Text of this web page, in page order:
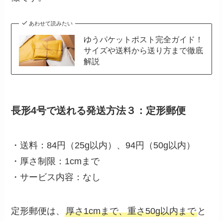
あわせて読みたい
ゆうパケットポスト完全ガイド！
サイズや送料から送り方まで徹底
解説
長形4号で送れる発送方法３：定形郵便
・送料：84円（25g以内）、94円（50g以内）
・厚さ制限：1cmまで
・サービス内容：なし
定形郵便は、厚さ1cmまで、重さ50g以内まで と